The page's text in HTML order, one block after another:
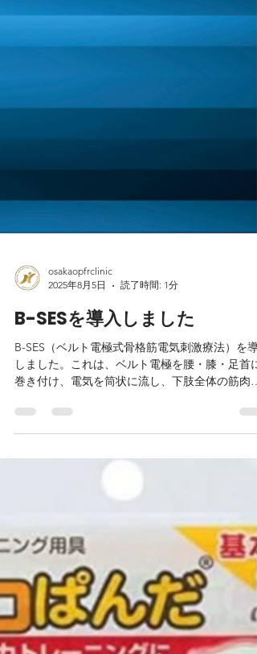
2025年8月5日
しました。これは、ベルト電極を腰・膝・足首に
収縮させ筋力を強化します。寝て、このベルトを
巻くだけで筋力トレーニングや有酸素運動が行え
ます。ベルト式であるため、一度に多くの筋肉を
収縮...